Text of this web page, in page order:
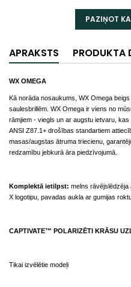
PAZIŅOT
APRAKSTS PRODUKTA
WX OMEGA
Kā norāda nosaukums, WX Omega
saulesbrillēm. WX Omega ir viens no
rāmjiem - viegls un ar augstu ietvaru,
ANSI Z87.1+ drošības standartiem
masas/augstas ātruma triecienu,
redzamību jebkurā āra piedzīvojumā.
Komplektā ietilpst: melns
X logotipu, pavadas aukla ar gumijas
CAPTIVATE™ POLARIZĒTI KRĀSU
Tikai izvēlētie modeļi